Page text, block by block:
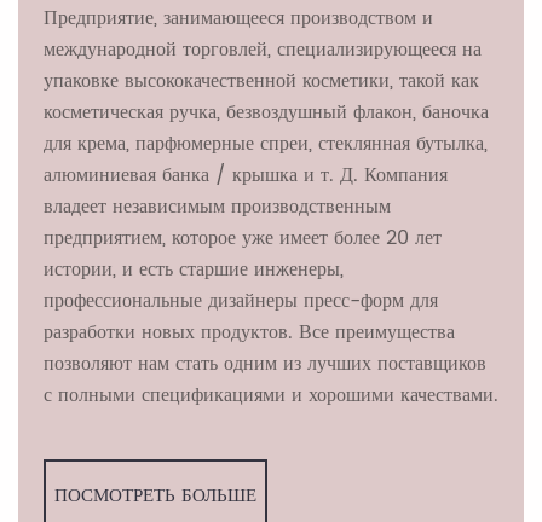
Предприятие, занимающееся производством и
международной торговлей, специализирующееся на
упаковке высококачественной косметики, такой как
косметическая ручка, безвоздушный флакон, баночка
для крема, парфюмерные спреи, стеклянная бутылка,
алюминиевая банка / крышка и т. Д. Компания
владеет независимым производственным
предприятием, которое уже имеет более 20 лет
истории, и есть старшие инженеры,
профессиональные дизайнеры пресс-форм для
разработки новых продуктов. Все преимущества
позволяют нам стать одним из лучших поставщиков
с полными спецификациями и хорошими качествами.
ПОСМОТРЕТЬ БОЛЬШЕ